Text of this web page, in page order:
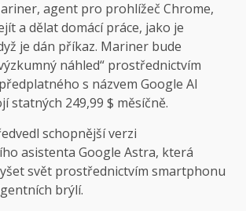
agent pro prohlížeč Chrome,
a dělat domácí práce, jako je
je dán příkaz. Mariner bude
náhled“ prostřednictvím
s názvem Google AI
statných 249,99 $ měsíčně.
schopnější verzi
asistenta Google Astra, která
svět prostřednictvím smartphonu
brýlí.